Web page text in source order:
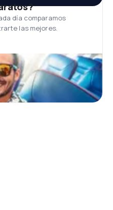
día comparamos
las mejores.